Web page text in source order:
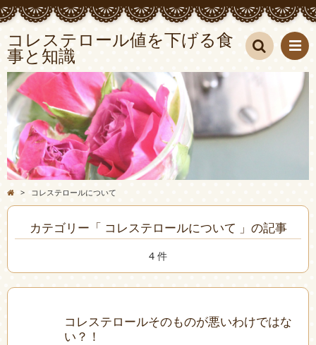
コレステロール値を下げる食
事と知識
> コレステロールについて
カテゴリー「 コレステロールについて 」の記事
4 件
コレステロールそのものが悪いわけではな
い？！